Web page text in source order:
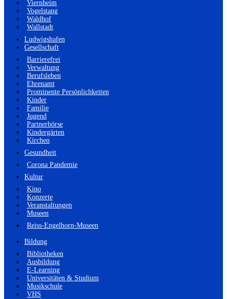
Viernheim
Vogelstang
Waldhof
Wallstadt
Ludwigshafen
Gesellschaft
Barrierefrei
Verwaltung
Berufsleben
Ehrenamt
Prominente Persönlichkeiten
Kinder
Familie
Jugend
Partnerbörse
Kindergärten
Kirchen
Gesundheit
Corona Pandemie
Kultur
Kino
Konzerte
Veranstaltungen
Museen
Reiss-Engelhorn-Museen
Bildung
Bibliotheken
Ausbildung
E-Learning
Universitäten & Studium
Musikschule
VHS